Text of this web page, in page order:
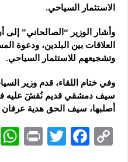
الاستثمار السياحي.
وأشار الوزير “الصالحاني” إلى
العلاقات بين البلدين، ودعوة
‏وتشجيعهم للاستثمار السياحي.‏
وفي ختام اللقاء، قدم وزير
سيف دمشقي ‏قديم نُقشَ عليه
أصلبها، سيف الحق هدية ‏عرفان
C
F
T
P